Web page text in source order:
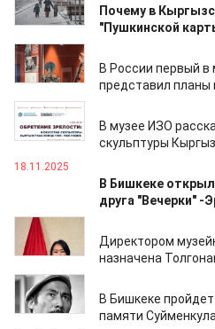
Почему в
"Пушкинской
29.12.2025
В России первый в
представил планы
28.11.2025
В музее ИЗО
скульптуры
18.11.2025
В Бишкеке
друга "Вечерки" -
13.11.2025
Директором
назначена
05.11.2025
В Бишкеке
памяти